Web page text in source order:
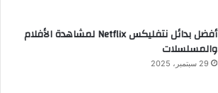
أفضل بدائل نتفليكس Netflix لمشاهدة الأفلام
والمسلسلات
29 سبتمبر، 2025